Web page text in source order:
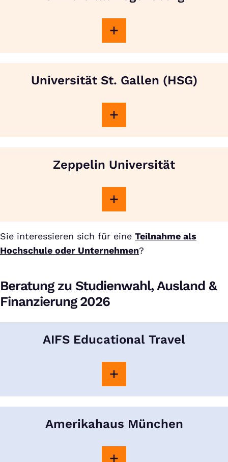
Universität St. Gallen (HSG)
Zeppelin Universität
Sie interessieren sich für eine Teilnahme als
Hochschule oder Unternehmen?
Beratung zu Studienwahl, Ausland &
Finanzierung 2026
AIFS Educational Travel
Amerikahaus München